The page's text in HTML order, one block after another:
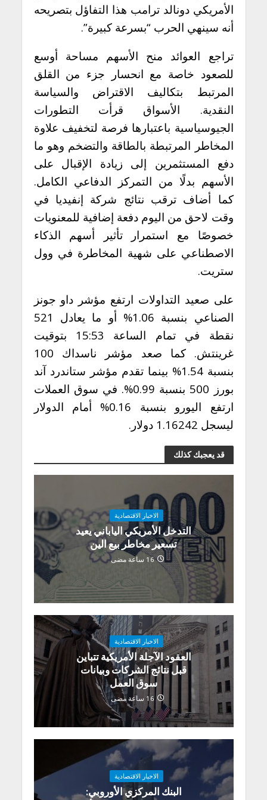
الأمريكي دونالد ترامب هذا التفاؤل بتصريحه
أنه سينهي الحرب “بسرعة كبيرة”.
تراجع العوائد منح الأسهم مساحة أوسع
للصعود خاصة مع انحسار جزء من القلق
المرتبط بتكاليف الاقتراض والسياسة
النقدية. الأسواق قرأت التطورات
الجيوسياسية باعتبارها فرصة لتخفيف علاوة
المخاطر المرتبطة بالطاقة والتضخم وهو ما
دفع المستثمرين إلى زيادة الإقبال على
الأسهم بدلًا من التمركز الدفاعي الكامل.
كما أضاف ترقب نتائج شركة إنفيديا في
وقت لاحق من اليوم دفعة إضافية للمعنويات
خصوصًا مع استمرار تأثير أسهم الذكاء
الاصطناعي على شهية المخاطرة في وول
ستريت.
على صعيد التداولات ارتفع مؤشر داو جونز
الصناعي بنسبة 1.06% أو ما يعادل 521
نقطة في تمام الساعة 15:53 بتوقيت
غرينتش. كما صعد مؤشر ناسداك 100
بنسبة 1.54% بينما تقدم مؤشر ستاندرد آند
بورز 500 بنسبة 0.99%. في سوق العملات
ارتفع اليورو بنسبة 0.16% أمام الدولار
ليسجل 1.16242 دولار.
قد يعجبك كذلك
الاخبار الاقتصادية
التدخل الأمريكي الياباني يعيد
تسعير مخاطر بيع الين
16 ساعة مضى
الاخبار الاقتصادية
العقود الآجلة الأمريكية تتباين
قبل نتائج الشركات وبيانات
سوق العمل
16 ساعة مضى
الاخبار الاقتصادية
البنك المركزي الأوروبي: